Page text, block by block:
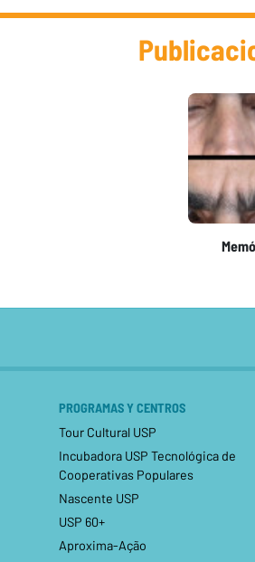
PROGRAMAS Y CENTROS
Tour Cultural USP
Incubadora USP Tecnológica de
Cooperativas Populares
Nascente USP
USP 60+
Aproxima-Ação